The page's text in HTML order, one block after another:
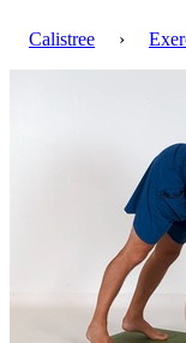
Calistree ›